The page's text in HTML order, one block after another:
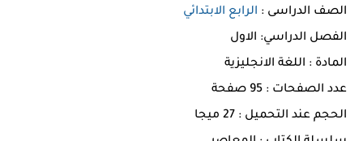
الصف الدراسى : الرابع الابتدائي
الفصل الدراسي: الاول
المادة : اللغة الانجليزية
عدد الصفحات : 95 صفحة
الحجم عند التحميل : 27 ميجا